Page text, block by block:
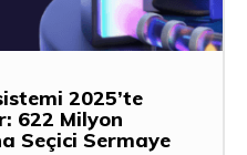
2025’te
622 Milyon
Seçici Sermaye